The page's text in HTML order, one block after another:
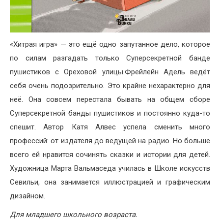
«Хитрая игра» — это ещё одно запутанное дело, которое
по силам разгадать только Суперсекретной банде
пушистиков с Ореховой улицы.Фрейлейн Адель ведёт
себя очень подозрительно. Это крайне нехарактерно для
неё. Она совсем перестала бывать на общем сборе
Суперсекретной банды пушистиков и постоянно куда-то
спешит. Автор Катя Алвес успела сменить много
профессий: от издателя до ведущей на радио. Но больше
всего ей нравится сочинять сказки и истории для детей.
Художница Марта Вальмаседа училась в Школе искусств
Севильи, она занимается иллюстрацией и графическим
дизайном.
Для младшего школьного возраста.